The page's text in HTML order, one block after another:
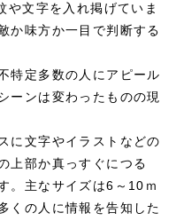
や文字を入れ掲げていま
か味方か一目で判断する
特定多数の人にアピール
ーンは変わったものの現
に文字やイラストなどの
上部か真っすぐにつる
。主なサイズは6～10ｍ
くの人に情報を告知した